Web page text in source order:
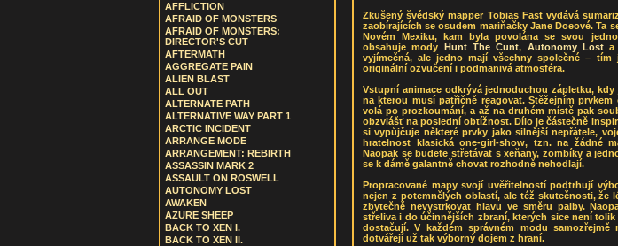
AFFLICTION
AFRAID OF MONSTERS
AFRAID OF MONSTERS:
DIRECTOR'S CUT
AFTERMATH
AGGREGATE PAIN
ALIEN BLAST
ALL OUT
ALTERNATE PATH
ALTERNATIVE WAY PART 1
ARCTIC INCIDENT
ARRANGE MODE
ARRANGEMENT: REBIRTH
ASSASSIN MARK 2
ASSAULT ON ROSWELL
AUTONOMY LOST
AWAKEN
AZURE SHEEP
BACK TO XEN I.
BACK TO XEN II.
Zkušený švédský mapper Tobias Fast vydává
zaobírajících se osudem mariňačky Jane Doeové. Ta
Novém Mexiku, kam byla povolána se svou
obsahuje mody Hunt The Cunt, Autonomy Losta
vyjímečná, ale jedno mají všechny společné – tím
originální ozvučení i podmanivá atmosféra.
Vstupní animace odkrývá jednoduchou zápletku,
na kterou musí patřičně reagovat. Stěžejním
volá po prozkoumání, a až na druhém místě pak
obzvlášť na poslední obtížnost. Dílo je částečně
si vypůjčuje některé prvky jako silnější nepřátele,
hratelnost klasická one-girl-show, tzn. na žádné
Naopak se budete střetávat s xeňany, zombíky a
se k dámě galantně chovat rozhodně nehodlají.
Propracované mapy svojí uvěřitelností podtrhují
nejen z potemnělých oblastí, ale též skutečnosti, že
zbytečně nevystrkovat hlavu ve směru palby.
střeliva i do účinnějších zbraní, kterých sice není
dostačují. V každém správném modu samozřejmě
dotvářejí už tak výborný dojem z hraní.